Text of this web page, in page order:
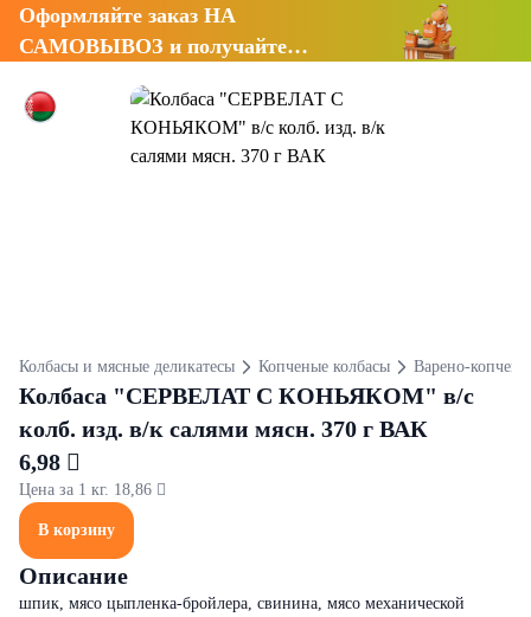
Оформляйте заказ НА
САМОВЫВОЗ и получайте
Колбасы и мясные деликатесы Копченые колбасы Варено-
Колбаса "СЕРВЕЛАТ С КОНЬЯКОМ" в/с
колб. изд. в/к салями мясн. 370 г ВАК
6,98 
Цена за 1 кг. 18,86 
В корзину
Описание
шпик, мясо цыпленка-бройлера, свинина, мясо механической